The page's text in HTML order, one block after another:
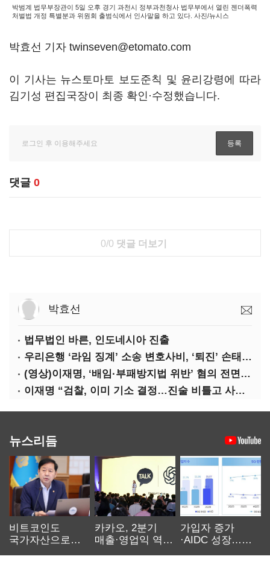
박범계 법무부장관이 5일 오후 경기 과천시 정부과천청사 법무부에서 열린 젠더폭력
처벌법 개정 특별분과 위원회 출범식에서 인사말을 하고 있다. 사진/뉴시스
박효선 기자 twinseven@etomato.com
이 기사는 뉴스토마토 보도준칙 및 윤리강령에 따라
김기성 편집국장이 최종 확인·수정했습니다.
댓글 0
0/0 댓글 더보기
박효선
법무법인 바른, 인도네시아 진출
우리은행 ‘라임 징계’ 소송 변호사비, ‘퇴진’ 손태승 회장 개인이 납부하나
(영상)이재명, ‘배임·부패방지법 위반’ 혐의 전면 반박(종합)
이재명 “검찰, 이미 기소 결정…진술 비틀고 사건 조작에 악용”
뉴스리듬
비트코인도
국가자산으로…'
카카오, 2분기
매출·영업익 역대
가입자 증가
·AIDC 성장…